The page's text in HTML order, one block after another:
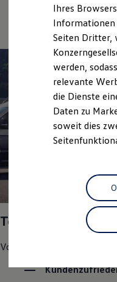
Digitales
XTL-
Ersatzteile
Original
myVolkswagen
myVolkswagen
Elektrisch & Autonom
Unser
Wallbox
Service
Top Service
Volkswagen
Ihres
Informationen
Seiten Dritter,
werden,
relevante
die Dienste
Daten zu
soweit dies